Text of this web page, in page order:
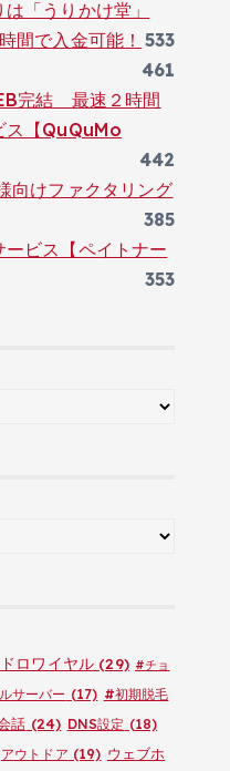
「うりかけ堂」
533
間で入金可能！
461
完結 最速２時間
ス【QuQuMo
442
向けファクタリング
385
ビス【ペイトナー
353
ロワイヤル (29) #チョ
サーバー (17) #初期脱毛
話 (24) DNS設定 (18)
アウトドア (19) ウェブホ